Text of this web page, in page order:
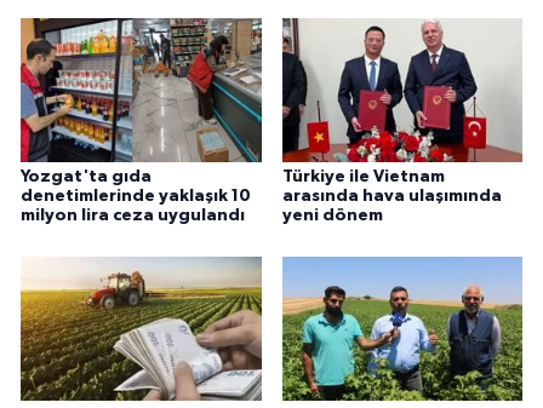
Yozgat'ta gıda
denetimlerinde yaklaşık 10
milyon lira ceza uygulandı
Türkiye ile Vietnam
arasında hava ulaşımında
yeni dönem